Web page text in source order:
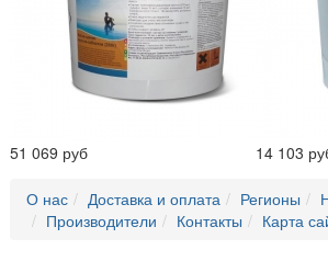
51 069 руб 14 103
О нас Доставка и оплата Регионы
Производители
Контакты Карта